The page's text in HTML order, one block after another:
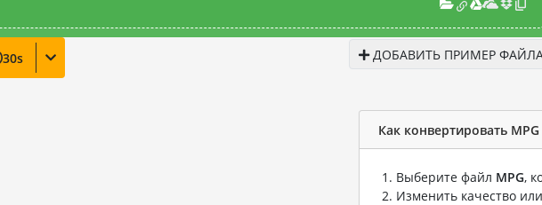
30s ДОБАВИТЬ ПРИМЕР
Как конвертировать
Выберите файл MPG,
Изменить качество